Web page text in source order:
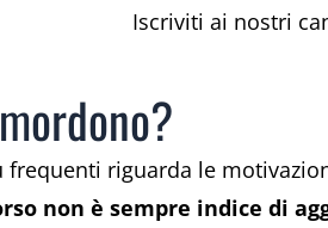
Iscriviti ai nostri
riguarda le
non è sempre indice di